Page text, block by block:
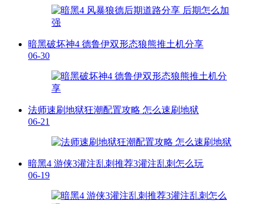
暗黑破坏神4 德鲁伊双形态狼熊推土机分享
06-30
法师速刷地狱狂潮配置攻略 怎么速刷地狱
06-21
暗黑4 游侠3灌注乱刺推荐3灌注乱刺怎么玩
06-19